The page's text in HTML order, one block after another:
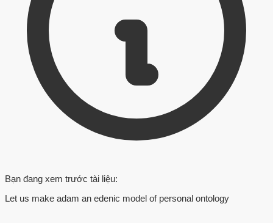
Bạn đang xem trước tài liệu:
Let us make adam an edenic model of personal ontology